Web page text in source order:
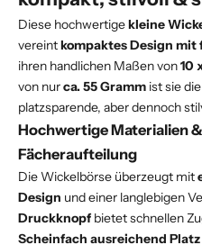
Diese hochwertigekleine
vereintkompaktes Design
ihren handlichen Maßen von10
von nurca. 55 Gramm ist sie
platzsparende, aber dennoch
Hochwertige Materialien
Fächeraufteilung
Die Wickelbörse überzeugt mit
Design und einer langlebigen
Druckknopf bietet schnellen
Scheinfach ausreichend